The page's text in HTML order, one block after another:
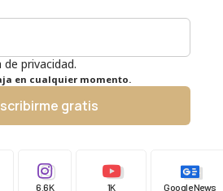
privacidad.
en cualquier momento.
gratis
6.6K 1K Google News